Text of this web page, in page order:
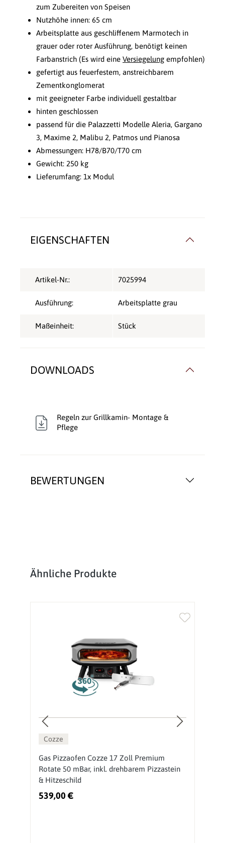
zum Zubereiten von Speisen
Nutzhöhe innen: 65 cm
Arbeitsplatte aus geschliffenem Marmotech in
grauer oder roter Ausführung, benötigt keinen
Farbanstrich (Es wird eine Versiegelung empfohlen)
gefertigt aus feuerfestem, anstreichbarem
Zementkonglomerat
mit geeigneter Farbe individuell gestaltbar
hinten geschlossen
passend für die Palazzetti Modelle Aleria, Gargano
3, Maxime 2, Malibu 2, Patmos und Pianosa
Abmessungen: H78/B70/T70 cm
Gewicht: 250 kg
Lieferumfang: 1x Modul
BEWERTUNGEN
EIGENSCHAFTEN
Artikel-Nr.: 7025994
Ausführung: Arbeitsplatte grau
Maßeinheit: Stück
DOWNLOADS
Regeln zur Grillkamin- Montage &
Pflege
Produktgalerie überspringen
Ähnliche Produkte
Cozze
Gas Pizzaofen Cozze 17 Zoll Premium
Rotate 50 mBar, inkl. drehbarem Pizzastein
& Hitzeschild
539,00 €